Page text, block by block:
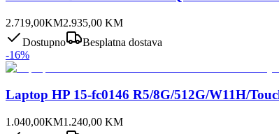
2.719,00KM2.935,00 KM
Dostupno
Besplatna dostava
-16%
Laptop HP 15-fc0146 R5/8G/512G/W11H/
1.040,00KM1.240,00 KM